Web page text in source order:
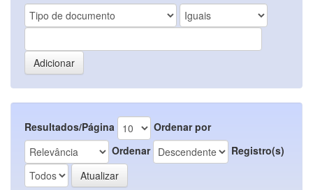
Resultados/Página
Ordenar por
Ordenar
Registro(s)